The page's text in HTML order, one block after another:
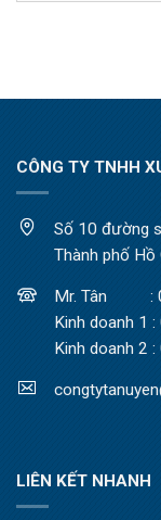
CÔNG TY TNHH
Số 10 đường
Thành phố Hồ
Mr. Tân :
Kinh doanh 1
Kinh doanh 2
LIÊN KẾT NHANH